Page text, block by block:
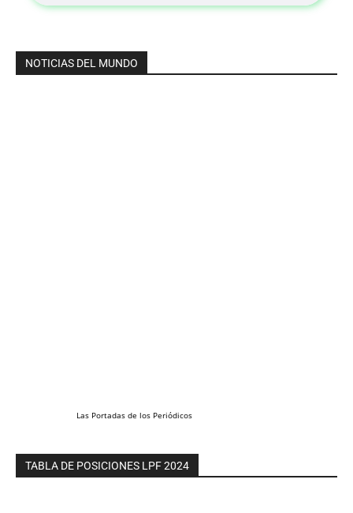
NOTICIAS DEL MUNDO
Las Portadas de los Periódicos
TABLA DE POSICIONES LPF 2024